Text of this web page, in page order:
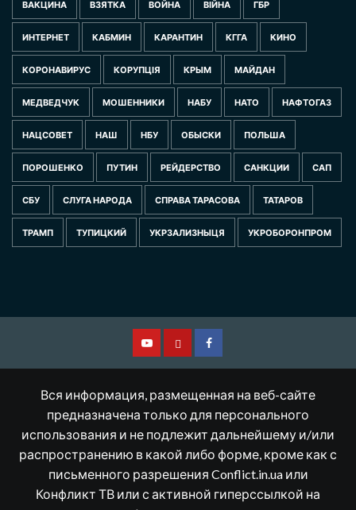
ВАКЦИНА ВЗЯТКА ВОЙНА ВІЙНА ГБР
ИНТЕРНЕТ КАБМИН КАРАНТИН КГГА КИНО
КОРОНАВИРУС КОРУПЦІЯ КРЫМ МАЙДАН
МЕДВЕДЧУК МОШЕННИКИ НАБУ НАТО НАФТОГАЗ
НАЦСОВЕТ НАШ НБУ ОБЫСКИ ПОЛЬША
ПОРОШЕНКО ПУТИН РЕЙДЕРСТВО САНКЦИИ САП
СБУ СЛУГА НАРОДА СПРАВА ТАРАСОВА ТАТАРОВ
ТРАМП ТУПИЦКИЙ УКРЗАЛИЗНЫЦЯ УКРОБОРОНПРОМ
Смотрите
YouTube
ДругаяFacebook
Вся информация, размещенная на веб-сайте
предназначена только для персонального
использования и не подлежит дальнейшему и/или
распространению в какой либо форме, кроме как с
письменного разрешения Conflict.in.ua или
Конфликт ТВ или с активной гиперссылкой на